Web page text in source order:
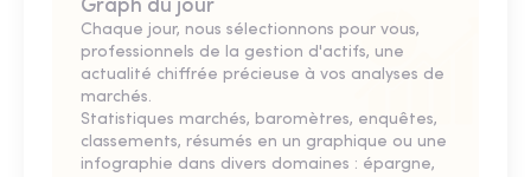
Graph du jour
Chaque jour, nous sélectionnons pour vous,
professionnels de la gestion d'actifs, une
actualité chiffrée précieuse à vos analyses de
marchés.
Statistiques marchés, baromètres, enquêtes,
classements, résumés en un graphique ou une
infographie dans divers domaines : épargne,